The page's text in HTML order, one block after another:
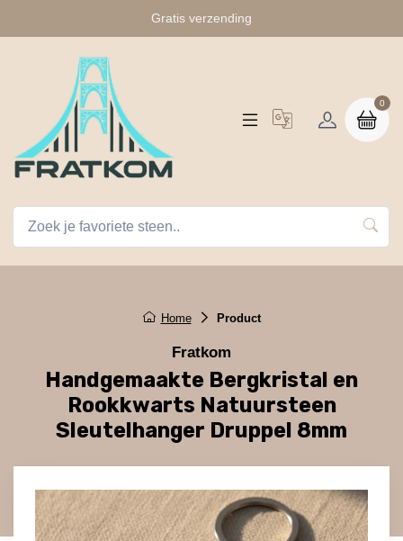
Gratis verzending
0
Home Product
Fratkom
Handgemaakte Bergkristal en
Rookkwarts Natuursteen
Sleutelhanger Druppel 8mm